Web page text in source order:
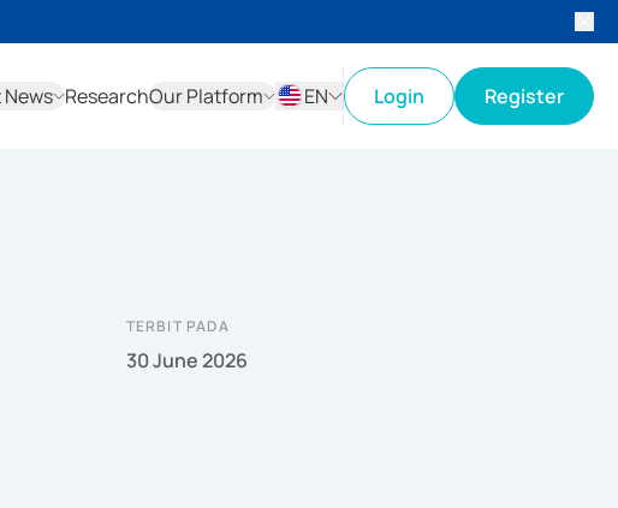
ResearchOur Platform
EN
Login Register
TERBIT PADA
30 June 2026